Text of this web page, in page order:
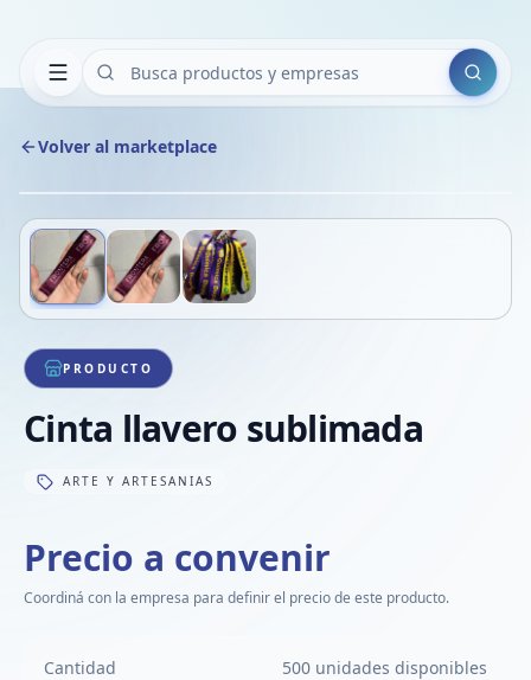
Buscar
Volver al marketplace
1/3
PRODUCTO
Cinta llavero sublimada
ARTE Y ARTESANIAS
Precio a convenir
Coordiná con la empresa para definir el precio de este producto.
Cantidad 500 unidades disponibles